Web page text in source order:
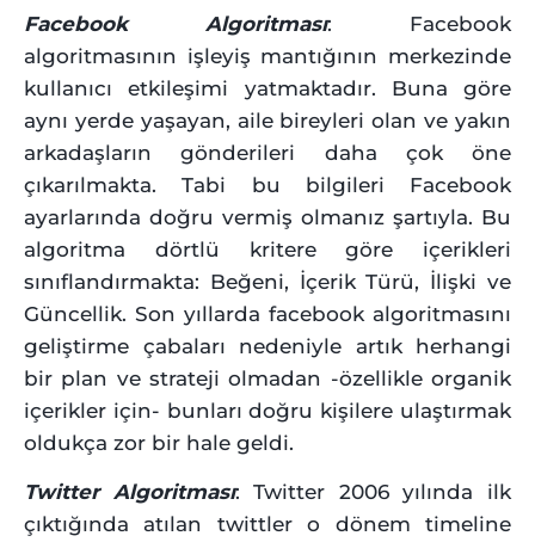
Facebook Algoritması: Facebook
algoritmasının işleyiş mantığının merkezinde
kullanıcı etkileşimi yatmaktadır. Buna göre
aynı yerde yaşayan, aile bireyleri olan ve yakın
arkadaşların gönderileri daha çok öne
çıkarılmakta. Tabi bu bilgileri Facebook
ayarlarında doğru vermiş olmanız şartıyla. Bu
algoritma dörtlü kritere göre içerikleri
sınıflandırmakta: Beğeni, İçerik Türü, İlişki ve
Güncellik. Son yıllarda facebook algoritmasını
geliştirme çabaları nedeniyle artık herhangi
bir plan ve strateji olmadan -özellikle organik
içerikler için- bunları doğru kişilere ulaştırmak
oldukça zor bir hale geldi.
Twitter Algoritması: Twitter 2006 yılında ilk
çıktığında atılan twittler o dönem timeline